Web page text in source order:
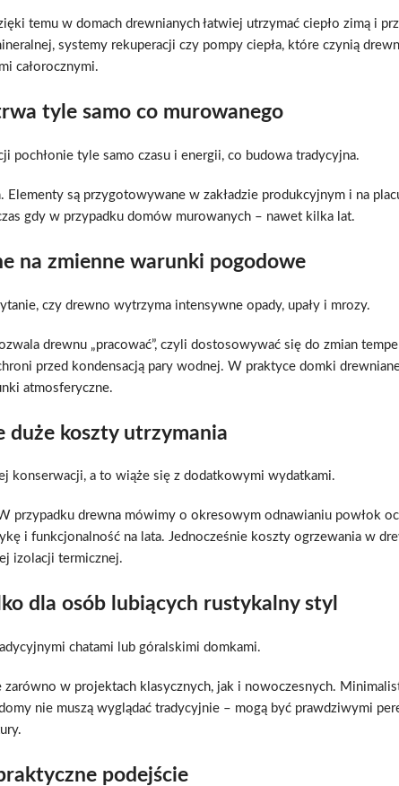
temu w domach drewnianych łatwiej utrzymać ciepło zimą i
systemy rekuperacji czy pompy ciepła, które czynią
całorocznymi.
tyle samo co murowanego
pochłonie tyle samo czasu i energii, co budowa tradycyjna.
są przygotowywane w zakładzie produkcyjnym i na
gdy w przypadku domów murowanych – nawet kilka lat.
na zmienne warunki pogodowe
czy drewno wytrzyma intensywne opady, upały i mrozy.
drewnu „pracować”, czyli dostosowywać się do zmian
przed kondensacją pary wodnej. W praktyce domki
atmosferyczne.
duże koszty utrzymania
konserwacji, a to wiąże się z dodatkowymi wydatkami.
przypadku drewna mówimy o okresowym odnawianiu powłok
i funkcjonalność na lata. Jednocześnie koszty ogrzewania w
izolacji termicznej.
dla osób lubiących rustykalny styl
chatami lub góralskimi domkami.
w projektach klasycznych, jak i nowoczesnych.
nie muszą wyglądać tradycyjnie – mogą być prawdziwymi
podejście